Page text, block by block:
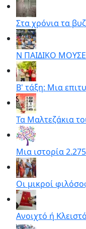
Στα χρόνια τα
Ν ΠΑΙΔΙΚΟ
Β' τάξη: Μια
Τα Μαλτεζάκια
Μια ιστορία
Οι μικροί
Ανοιχτό ή